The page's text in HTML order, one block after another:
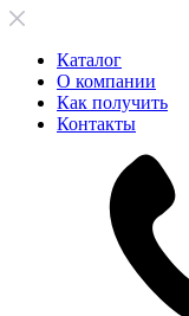
Каталог
О компании
Как получить
Контакты